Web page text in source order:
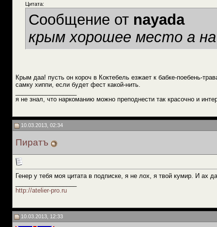
Цитата:
Сообщение от nayada
крым хорошее место а
Крым даа! пусть он короч в Коктебель езжает к бабке-поебень-
самку хиппи, если будет фест какой-нить.
я не знал, что наркоманию можно преподнести так красочно и
10.03.2013, 02:34
Пиратъ
Генер у тебя моя цитата в подписке, я не лох, я твой кумир. И ах
http://atelier-pro.ru
10.03.2013, 12:33